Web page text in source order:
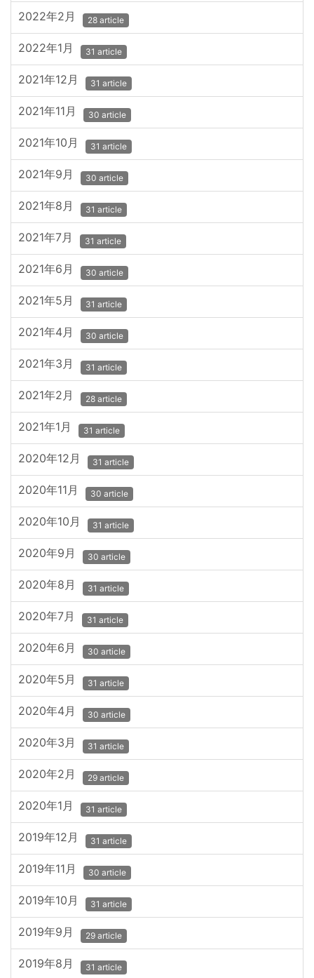
2022年2月 28 article
2022年1月 31 article
2021年12月 31 article
2021年11月 30 article
2021年10月 31 article
2021年9月 30 article
2021年8月 31 article
2021年7月 31 article
2021年6月 30 article
2021年5月 31 article
2021年4月 30 article
2021年3月 31 article
2021年2月 28 article
2021年1月 31 article
2020年12月 31 article
2020年11月 30 article
2020年10月 31 article
2020年9月 30 article
2020年8月 31 article
2020年7月 31 article
2020年6月 30 article
2020年5月 31 article
2020年4月 30 article
2020年3月 31 article
2020年2月 29 article
2020年1月 31 article
2019年12月 31 article
2019年11月 30 article
2019年10月 31 article
2019年9月 29 article
2019年8月 31 article